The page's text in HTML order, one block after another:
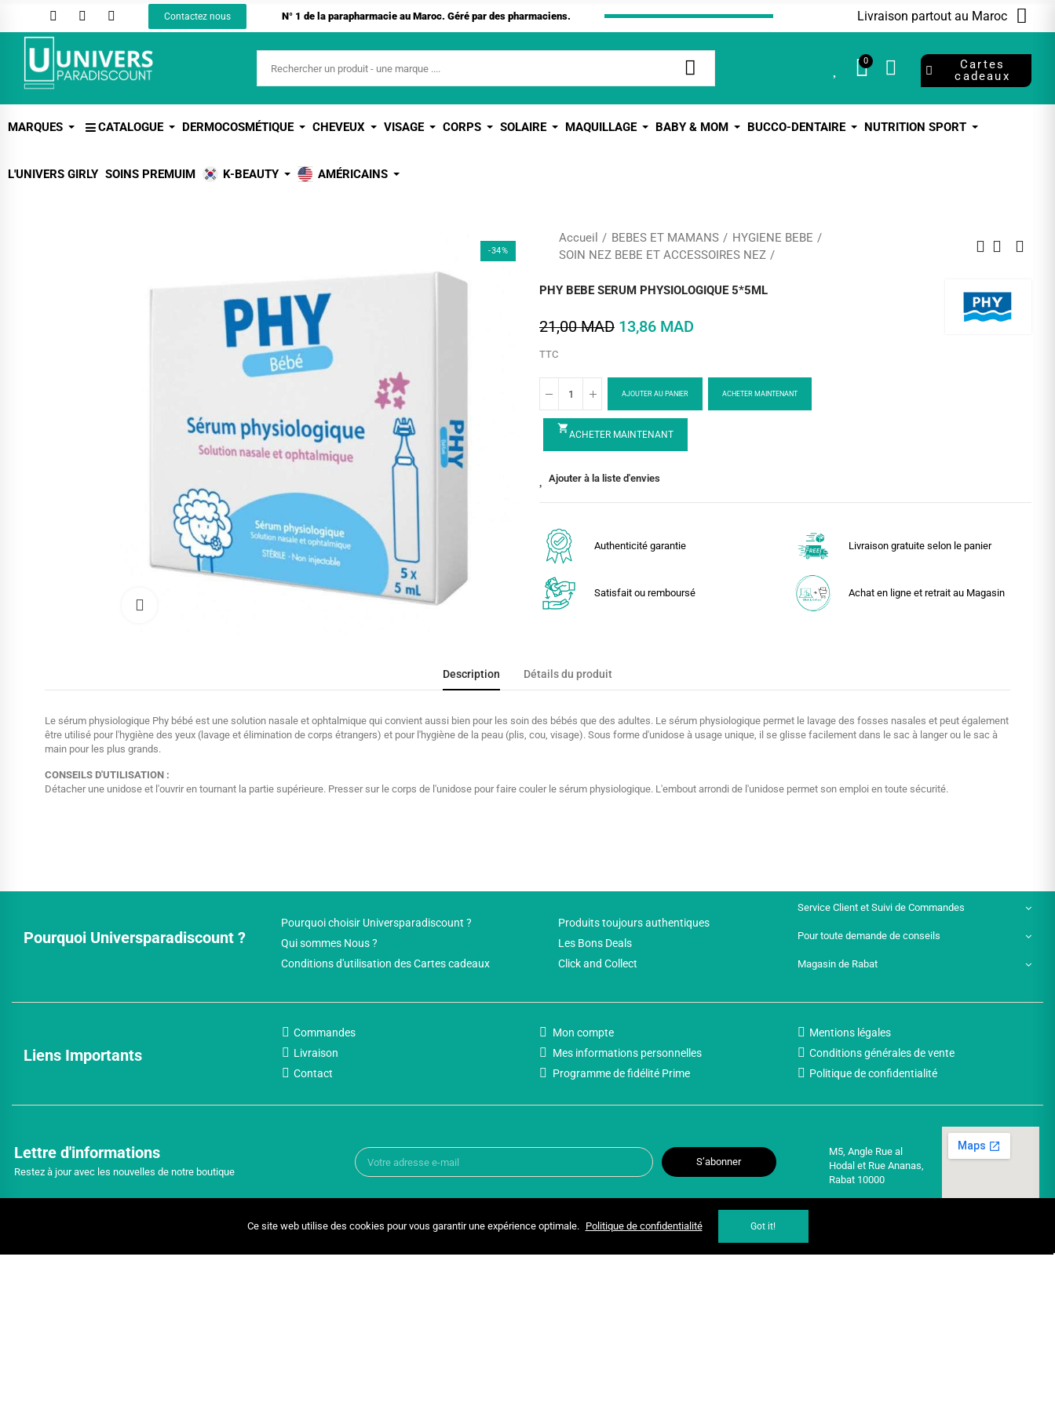
Contactez nous N° 1 de la parapharmacie au Maroc. Géré par des pharmaciens. Livraison partout au Maroc
0
Cartes
cadeaux
MARQUES CATALOGUE DERMOCOSMÉTIQUE CHEVEUX VISAGE CORPS SOLAIRE MAQUILLAGE BABY & MOM BUCCO-DENTAIRE NUTRITION SPORT
L'UNIVERS GIRLY SOINS PREMUIM K-BEAUTY AMÉRICAINS
-34%
Accueil BEBES ET MAMANS
HYGIENE BEBE
SOIN NEZ BEBE ET ACCESSOIRES NEZ
PHY BEBE SERUM PHYSIOLOGIQUE 5*5ML
21,00 MAD 13,86 MAD
TTC
AJOUTER AU PANIER ACHETER MAINTENANT
shopping_cart
ACHETER MAINTENANT
Ajouter à la liste d'envies
Authenticité garantie Livraison gratuite selon le panier
Satisfait ou remboursé Achat en ligne et retrait au Magasin
Description Détails du produit
Le sérum physiologique Phy bébé est une solution nasale et ophtalmique qui convient aussi bien pour les soin des bébés que des adultes. Le sérum physiologique permet le lavage des fosses nasales et peut également
être utilisé pour l'hygiène des yeux (lavage et élimination de corps étrangers) et pour l'hygiène de la peau (plis, cou, visage). Sous forme d'unidose à usage unique, il se glisse facilement dans le sac à langer ou le sac à
main pour les plus grands.
CONSEILS D'UTILISATION :
Détacher une unidose et l'ouvrir en tournant la partie supérieure. Presser sur le corps de l'unidose pour faire couler le sérum physiologique. L'embout arrondi de l'unidose permet son emploi en toute sécurité.
Pourquoi Universparadiscount ?
Pourquoi choisir Universparadiscount ?
Qui sommes Nous ?
Conditions d'utilisation des Cartes cadeaux
Produits toujours authentiques
Les Bons Deals
Click and Collect
Service Client et Suivi de Commandes
Pour toute demande de conseils
Magasin de Rabat
Liens Importants
Commandes
Livraison
Contact
Mon compte
Mes informations personnelles
Programme de fidélité Prime
Mentions légales
Conditions générales de vente
Politique de confidentialité
Lettre d'informations
Restez à jour avec les nouvelles de notre boutique
S’abonner
M5, Angle Rue al
Hodal et Rue Ananas,
Rabat 10000
Copyright © 2025 UNIVERSPARADISCOUNT
Ce site web utilise des cookies pour vous garantir une expérience optimale. Politique de confidentialité Got it!